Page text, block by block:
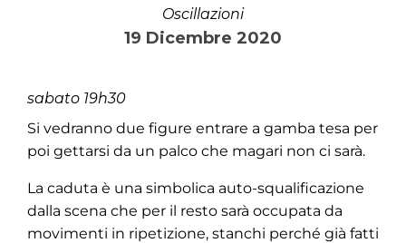
Oscillazioni
19 Dicembre 2020
sabato 19h30
Si vedranno due figure entrare a gamba tesa per
poi gettarsi da un palco che magari non ci sarà.
La caduta è una simbolica auto-squalificazione
dalla scena che per il resto sarà occupata da
movimenti in ripetizione, stanchi perché già fatti